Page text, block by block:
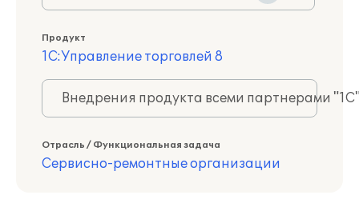
Продукт
1С:Управление торговлей 8
Внедрения продукта всеми партнерами
Отрасль / Функциональная задача
Сервисно-ремонтные организации